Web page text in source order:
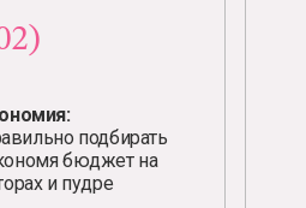
подбирать
бюджет на
и пудре